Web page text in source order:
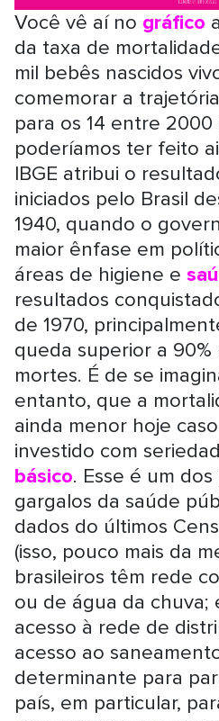
Você vê aí no gráfico
da taxa de
mil bebês nascidos
comemorar a
para os 14 entre 2000
poderíamos ter feito
IBGE atribui o
iniciados pelo Brasil
1940, quando o
maior ênfase em
áreas de higiene e
resultados
de 1970,
queda superior a
mortes. É de se
entanto, que a
ainda menor hoje
investido com
básico. Esse é um
gargalos da saúde
dados do últimos
(isso, pouco mais da
brasileiros têm rede
ou de água da chuva;
acesso à rede de
acesso ao
determinante para
país, em particular,